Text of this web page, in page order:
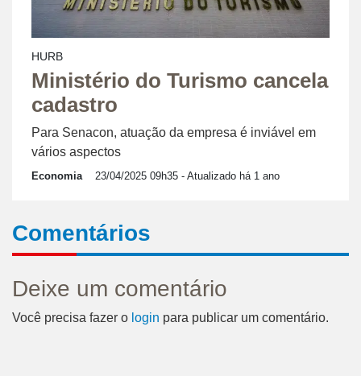
HURB
Ministério do Turismo cancela
cadastro
Para Senacon, atuação da empresa é inviável em
vários aspectos
Economia 23/04/2025 09h35 - Atualizado há 1 ano
Comentários
Deixe um comentário
Você precisa fazer o login para publicar um comentário.